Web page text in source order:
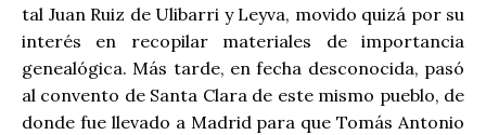
tal Juan Ruiz de Ulibarri y Leyva, movido quizá por su
interés en recopilar materiales de importancia
genealógica. Más tarde, en fecha desconocida, pasó
al convento de Santa Clara de este mismo pueblo, de
donde fue llevado a Madrid para que Tomás Antonio